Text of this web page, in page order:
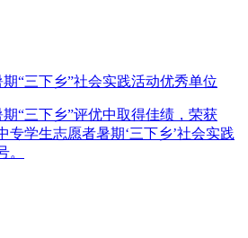
“三下乡”社会实践活动优秀单位
“三下乡”评优中取得佳绩，荣获
专学生志愿者暑期‘三下乡’社会实践
。